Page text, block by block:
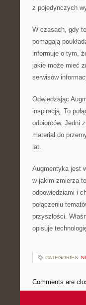
z pojedynczych
W czasach, gdy
pomagają
informuje o tym,
jakie może mieć
serwisów
Odwiedzając
inspiracją. To
odbiorców. Jedni
materiał do
lat.
Augmentyka jest
w jakim zmierza
odpowiedziami i
połączeniu
przyszłości.
opisuje
CATEGORIES:
Comments are